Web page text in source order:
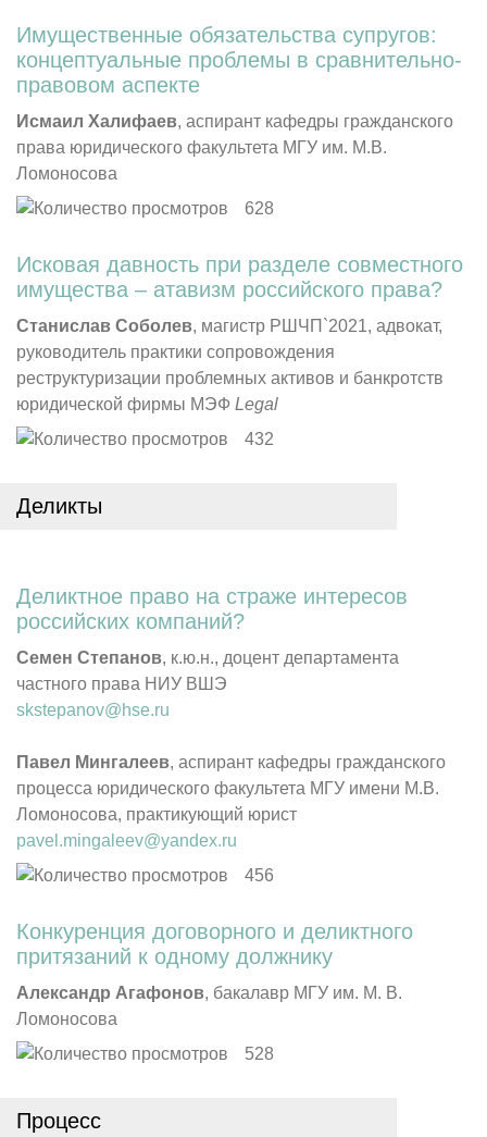
Имущественные обязательства супругов:
концептуальные проблемы в сравнительно-
правовом аспекте
Исмаил Халифаев, аспирант кафедры гражданского
права юридического факультета МГУ им. М.В.
Ломоносова
628
Исковая давность при разделе совместного
имущества – атавизм российского права?
Станислав Соболев, магистр РШЧП`2021, адвокат,
руководитель практики сопровождения
реструктуризации проблемных активов и банкротств
юридической фирмы МЭФ Legal
432
Деликты
Деликтное право на страже интересов
российских компаний?
Семен Степанов, к.ю.н., доцент департамента
частного права НИУ ВШЭ
skstepanov@hse.ru
Павел Мингалеев, аспирант кафедры гражданского
процесса юридического факультета МГУ имени М.В.
Ломоносова, практикующий юрист
pavel.mingaleev@yandex.ru
456
Конкуренция договорного и деликтного
притязаний к одному должнику
Александр Агафонов, бакалавр МГУ им. М. В.
Ломоносова
528
Процесс